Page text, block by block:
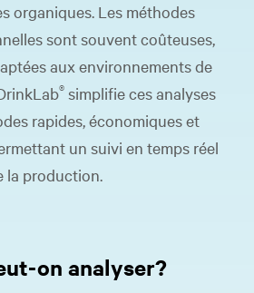
organiques. Les méthodes
sont souvent coûteuses,
aux environnements de
® simplifie ces analyses
rapides, économiques et
un suivi en temps réel
la production.
on analyser?